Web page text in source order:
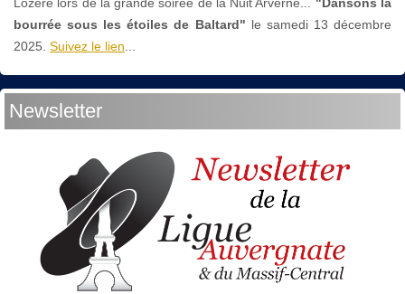
bourrée sous les étoiles de Baltard" le samedi 13 décembre
2025. Suivez le lien
Newsletter